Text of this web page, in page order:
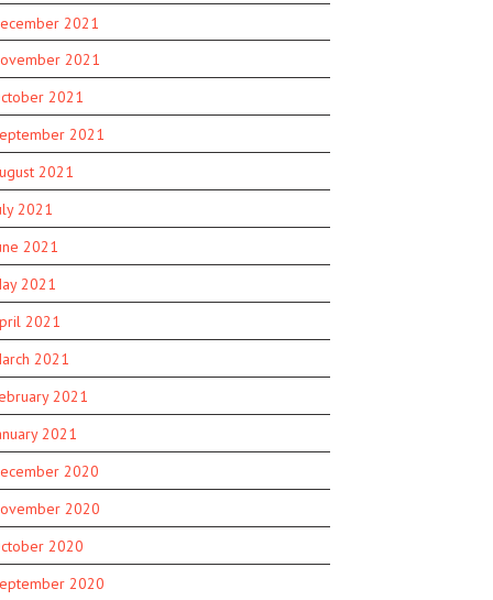
2021
2021
2021
2021
2021
2021
2021
2021
2021
2021
2021
2021
2020
2020
2020
2020